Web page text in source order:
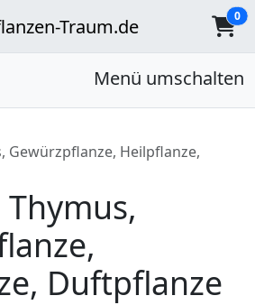
0
Menü umschalten
Gewürzpflanze, Heilpflanze,
Duftpflanze